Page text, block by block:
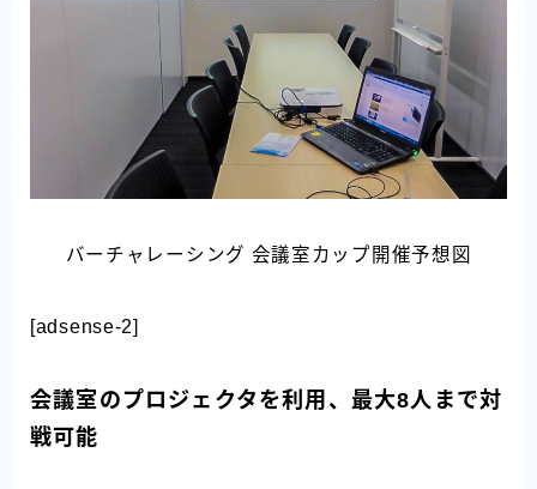
バーチャレーシング 会議室カップ開催予想図
[adsense-2]
会議室のプロジェクタを利用、最大8人まで対
戦可能